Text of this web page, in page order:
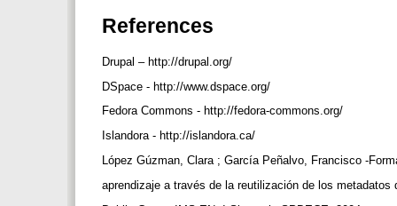
References
Drupal – http://drupal.org/
DSpace - http://www.dspace.org/
Fedora Commons - http://fedora-commons.org/
Islandora - http://islandora.ca/
López Gúzman, Clara ; García Peñalvo, Francisco -
aprendizaje a través de la reutilización de los